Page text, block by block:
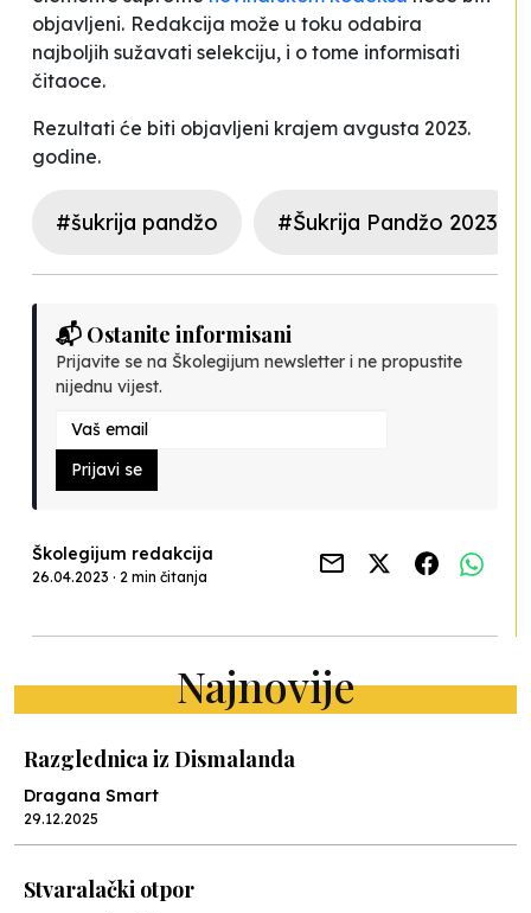
objavljeni. Redakcija može u toku odabira
najboljih sužavati selekciju, i o tome informisati
čitaoce.
Rezultati će biti objavljeni krajem avgusta 2023.
godine.
#šukrija pandžo #Šukrija Pandžo 2023
📬 Ostanite informisani
Prijavite se na Školegijum newsletter i ne propustite
nijednu vijest.
Prijavi se
Školegijum redakcija
26.04.2023 · 2 min čitanja
Najnovije
Razglednica iz Dismalanda
Dragana Smart
29.12.2025
Stvaralački otpor